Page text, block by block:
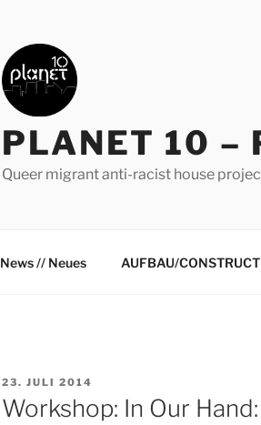
PLANET 10 –
Queer migrant anti-racist house
News // Neues AUFBAU/
VERÖFFENTLICHT
AM
23. JULI 2014
Workshop: In Our